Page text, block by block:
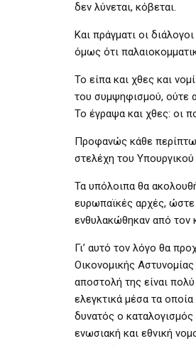
δεν λύνεται, κόβεται.
Και πράγματι οι
όμως ότι
Το είπα και χθες και
του συμψηφισμού, ούτε
Το έγραψα και χθες: οι
Προφανώς κάθε
στελέχη του
Τα υπόλοιπα θα
ευρωπαϊκές αρχές, ώστε
ενθυλακώθηκαν από τον
Γι’ αυτό τον λόγο θα
Οικονομικής
αποστολή της είναι
ελεγκτικά μέσα τα
δυνατός ο
ενωσιακή και εθνική